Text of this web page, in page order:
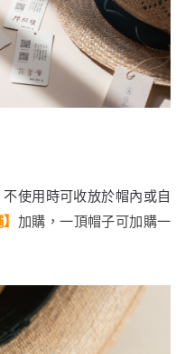
使用時可收放於帽內或自
加購，一頂帽子可加購一